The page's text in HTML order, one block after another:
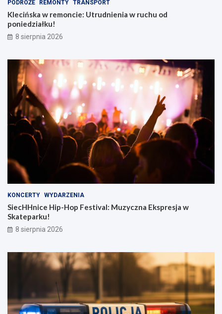
PODRÓŻE REMONTY TRANSPORT
Klecińska w remoncie: Utrudnienia w ruchu od
poniedziałku!
8 sierpnia 2026
KONCERTY WYDARZENIA
SiecHHnice Hip-Hop Festival: Muzyczna Ekspresja w
Skateparku!
8 sierpnia 2026